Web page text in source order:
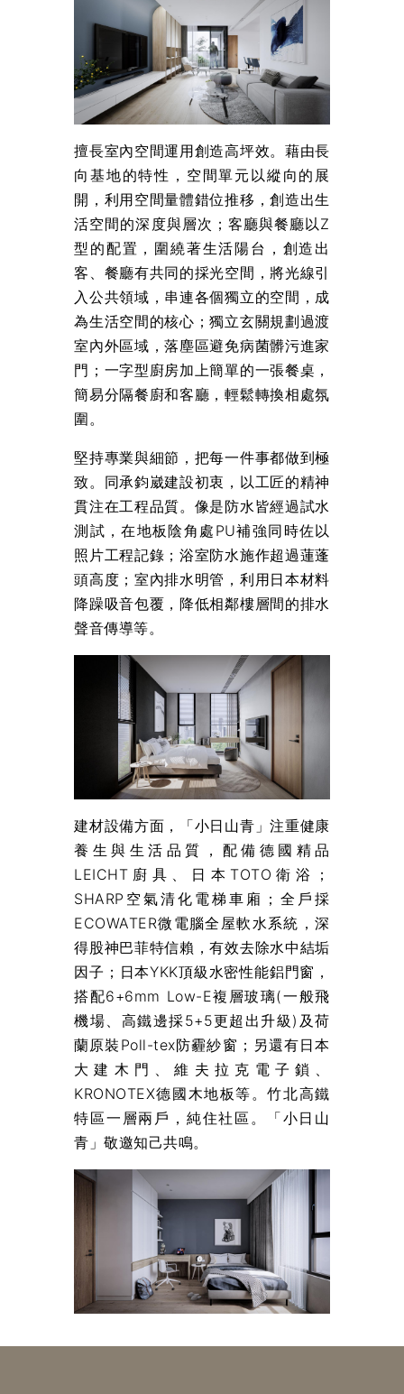
擅長室內空間運用創造高坪效。藉由長
向基地的特性，空間單元以縱向的展
開，利用空間量體錯位推移，創造出生
活空間的深度與層次；客廳與餐廳以Z
型的配置，圍繞著生活陽台，創造出
客、餐廳有共同的採光空間，將光線引
入公共領域，串連各個獨立的空間，成
為生活空間的核心；獨立玄關規劃過渡
室內外區域，落塵區避免病菌髒污進家
門；一字型廚房加上簡單的一張餐桌，
簡易分隔餐廚和客廳，輕鬆轉換相處氛
圍。
堅持專業與細節，把每一件事都做到極
致。同承鈞崴建設初衷，以工匠的精神
貫注在工程品質。像是防水皆經過試水
測試，在地板陰角處PU補強同時佐以
照片工程記錄；浴室防水施作超過蓮蓬
頭高度；室內排水明管，利用日本材料
降躁吸音包覆，降低相鄰樓層間的排水
聲音傳導等。
建材設備方面，「小日山青」注重健康
養生與生活品質，配備德國精品
LEICHT廚具、日本TOTO衛浴；
SHARP空氣清化電梯車廂；全戶採
ECOWATER微電腦全屋軟水系統，深
得股神巴菲特信賴，有效去除水中結垢
因子；日本YKK頂級水密性能鋁門窗，
搭配6+6mm Low-E複層玻璃(一般飛
機場、高鐵邊採5+5更超出升級)及荷
蘭原裝Poll-tex防霾紗窗；另還有日本
大建木門、維夫拉克電子鎖、
KRONOTEX德國木地板等。竹北高鐵
特區一層兩戶，純住社區。「小日山
青」敬邀知己共鳴。